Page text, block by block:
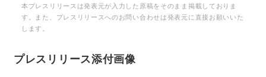
本プレスリリースは発表元が入力した原稿をそのまま掲載しておりま
す。また、プレスリリースへのお問い合わせは発表元に直接お願いいた
します。
プレスリリース添付画像